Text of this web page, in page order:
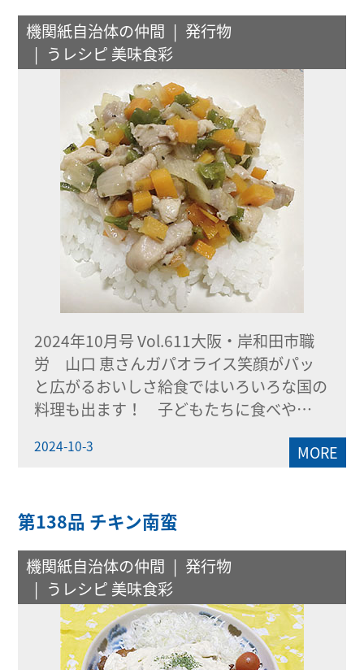
機関紙自治体の仲間
発行物
うレシピ 美味食彩
2024年10月号 Vol.611大阪・岸和田市職
労 山口 恵さんガパオライス笑顔がパッ
と広がるおいしさ給食ではいろいろな国の
料理も出ます！ 子どもたちに食べや…
2024-10-3 MORE
第138品 チキン南蛮
機関紙自治体の仲間
発行物
うレシピ 美味食彩